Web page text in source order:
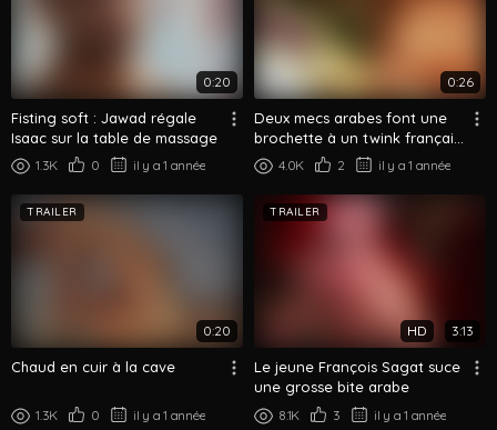
0:20
Fisting soft : Jawad régale
Isaac sur la table de massage
1.3K 0 il y a 1 année
0:26
Deux mecs arabes font une
brochette à un twink français
blond
4.0K 2 il y a 1 année
TRAILER
0:20
Chaud en cuir à la cave
1.3K 0 il y a 1 année
TRAILER
HD 3:13
Le jeune François Sagat suce
une grosse bite arabe
8.1K 3 il y a 1 année